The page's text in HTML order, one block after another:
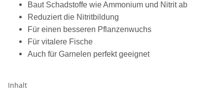
Baut Schadstoffe wie Ammonium und Nitrit ab
Reduziert die Nitritbildung
Für einen besseren Pflanzenwuchs
Für vitalere Fische
Auch für Garnelen perfekt geeignet
Inhalt